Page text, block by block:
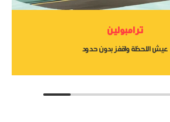
ترامبولين
عيش اللحظة واقفز بدون حدود